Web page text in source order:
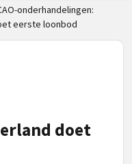
onderhandelingen:
eerste loonbod
doet